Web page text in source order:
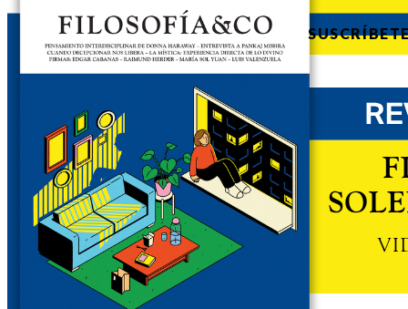
desvinculadas